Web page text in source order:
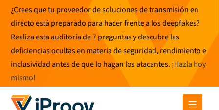
contenido
¿Crees que tu proveedor de soluciones de transmisión en
directo está preparado para hacer frente a los deepfakes?
Realiza esta auditoría de 7 preguntas y descubre las
deficiencias ocultas en materia de seguridad, rendimiento e
inclusividad antes de que lo hagan los atacantes. ¡Hazla hoy
mismo!